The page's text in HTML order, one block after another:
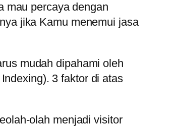
mau percaya dengan
jika Kamu menemui jasa
mudah dipahami oleh
3 faktor di atas
olah menjadi visitor